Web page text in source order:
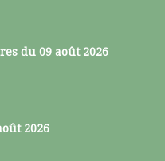
du 09 août 2026
2026